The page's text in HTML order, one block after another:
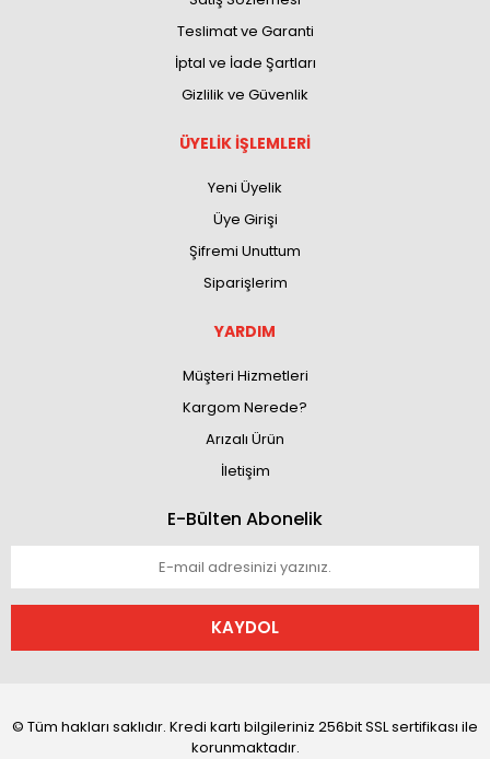
Teslimat ve Garanti
İptal ve İade Şartları
Gizlilik ve Güvenlik
ÜYELİK İŞLEMLERİ
Yeni Üyelik
Üye Girişi
Şifremi Unuttum
Siparişlerim
YARDIM
Müşteri Hizmetleri
Kargom Nerede?
Arızalı Ürün
İletişim
E-Bülten Abonelik
KAYDOL
© Tüm hakları saklıdır. Kredi kartı bilgileriniz 256bit SSL sertifikası ile
korunmaktadır.